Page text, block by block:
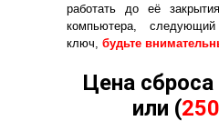
работать до её
компьютера,
ключ, будьте
Цена сброса
или (